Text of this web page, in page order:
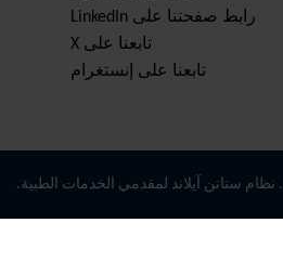
رابط صفحتنا على LinkedIn
تابعنا على X
تابعنا على إنستغرام